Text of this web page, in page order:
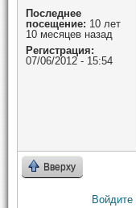
Последнее
посещение: 10 лет
10 месяцев назад
Регистрация:
07/06/2012 - 15:54
Вверху
Войдите